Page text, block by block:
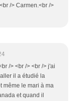
/> Carmen.<br />
/> <br /> <br /> j'ai
il a étudié la
même le mari à ma
et quand il